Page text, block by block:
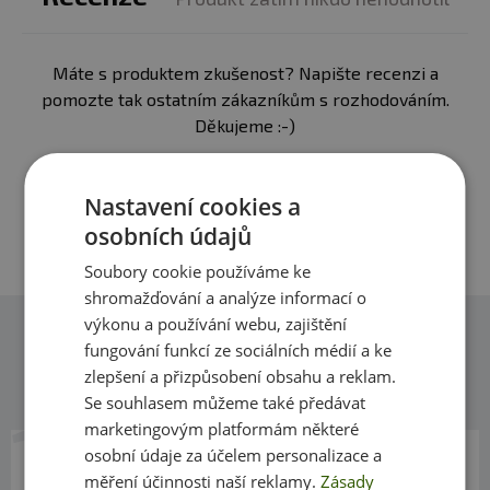
Informace:
potravina určená pro zvláštní výživu,
vhodná pro sportovce
před použitím čtěte pečlivě informace a upozornění na
etiketě výrobku
nepřekračujte doporučené denní dávkování uvedené na
etiketě výrobku
Máte s produktem zkušenost? Napište recenzi a
pomozte tak ostatním zákazníkům s rozhodováním.
Děkujeme :-)
Dotazy
Zeptejte se, rádi vám pomůžeme
19. 2. 2018 v 08:07
Monika Pišová Reagovat
Nastavení cookies a
osobních údajů
Soubory cookie používáme ke
shromažďování a analýze informací o
výkonu a používání webu, zajištění
fungování funkcí ze sociálních médií a ke
zlepšení a přizpůsobení obsahu a reklam.
Se souhlasem můžeme také předávat
marketingovým platformám některé
osobní údaje za účelem personalizace a
měření účinnosti naší reklamy.Zásady